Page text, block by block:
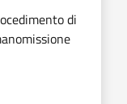
di